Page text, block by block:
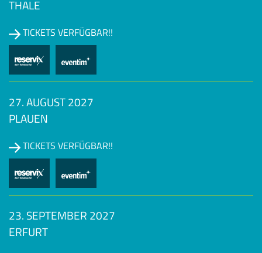
THALE
TICKETS VERFÜGBAR!!
27. AUGUST 2027
PLAUEN
TICKETS VERFÜGBAR!!
23. SEPTEMBER 2027
ERFURT